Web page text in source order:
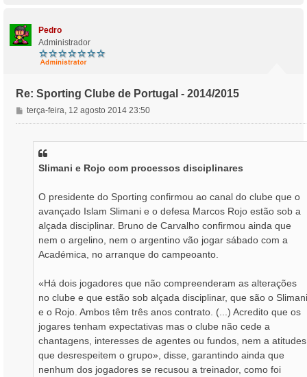
Pedro
Administrador
Re: Sporting Clube de Portugal - 2014/2015
M
e
terça-feira, 12 agosto 2014 23:50
Slimani e Rojo com processos disciplinares
O presidente do Sporting confirmou ao canal do clube que o
avançado Islam Slimani e o defesa Marcos Rojo estão sob a
alçada disciplinar. Bruno de Carvalho confirmou ainda que
nem o argelino, nem o argentino vão jogar sábado com a
Académica, no arranque do campeoanto.
«Há dois jogadores que não compreenderam as alterações
no clube e que estão sob alçada disciplinar, que são o Slimani
e o Rojo. Ambos têm três anos contrato. (...) Acredito que os
jogares tenham expectativas mas o clube não cede a
chantagens, interesses de agentes ou fundos, nem a atitudes
que desrespeitem o grupo», disse, garantindo ainda que
nenhum dos jogadores se recusou a treinador, como foi